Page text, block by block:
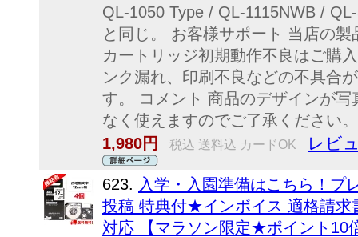
QL-1050 Type / QL-1115NWB /
と同じ。 お客様サポート 当店の
カートリッジ初期動作不良はご購
ンク漏れ、印刷不良などの不具合
す。 コメント 商品のデザインが
なく使えますのでご了承ください。
1,980円
税込 送料込 カードOK レビ
623. 入学・入園準備はこちら！
投稿 特典付★インボイス 適格請求
対応 【マラソン限定★ポイント10